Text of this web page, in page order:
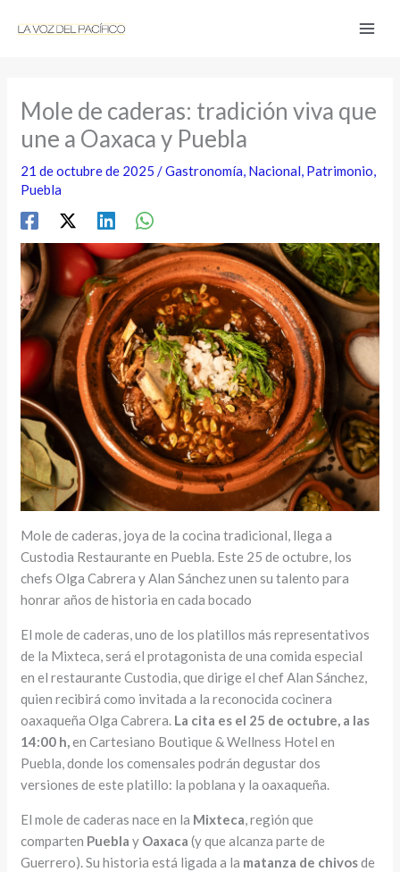
Mole de caderas: tradición viva que
une a Oaxaca y Puebla
21 de octubre de 2025/Gastronomía, Nacional, Patrimonio,
Puebla
Mole de caderas, joya de la cocina tradicional, llega a
Custodia Restaurante en Puebla. Este 25 de octubre, los
chefs Olga Cabrera y Alan Sánchez unen su talento para
honrar años de historia en cada bocado
El mole de caderas, uno de los platillos más representativos
de la Mixteca, será el protagonista de una comida especial
en el restaurante Custodia, que dirige el chef Alan Sánchez,
quien recibirá como invitada a la reconocida cocinera
oaxaqueña Olga Cabrera. La cita es el 25 de octubre, a las
14:00 h,en Cartesiano Boutique & Wellness Hotel en
Puebla, donde los comensales podrán degustar dos
versiones de este platillo: la poblana y la oaxaqueña.
El mole de caderas nace en la Mixteca, región que
comparten Puebla y Oaxaca (y que alcanza parte de
Guerrero). Su historia está ligada a la matanza de chivosde